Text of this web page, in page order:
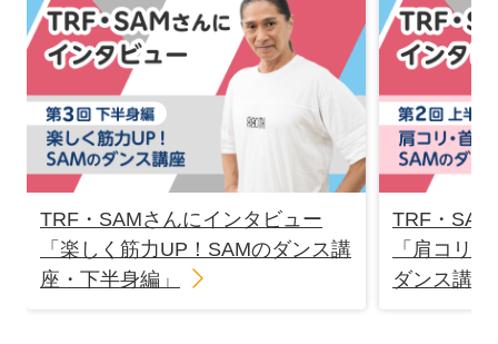
TRF・SAMさんにインタビュー
「楽しく筋力UP！SAMのダンス講
座・下半身編」
TRF・
「肩コリ
ダンス講